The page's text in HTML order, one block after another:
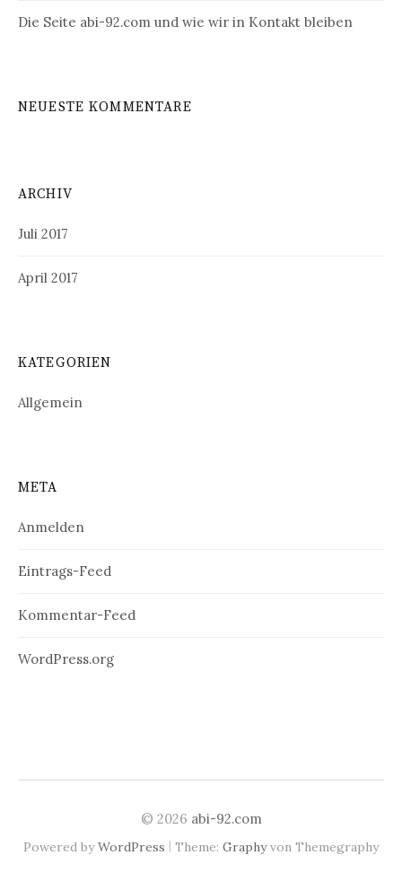
Die Seite abi-92.com und wie wir in Kontakt bleiben
NEUESTE KOMMENTARE
ARCHIV
Juli 2017
April 2017
KATEGORIEN
Allgemein
META
Anmelden
Eintrags-Feed
Kommentar-Feed
WordPress.org
© 2026 abi-92.com
Powered byWordPress | Theme: Graphyvon Themegraphy